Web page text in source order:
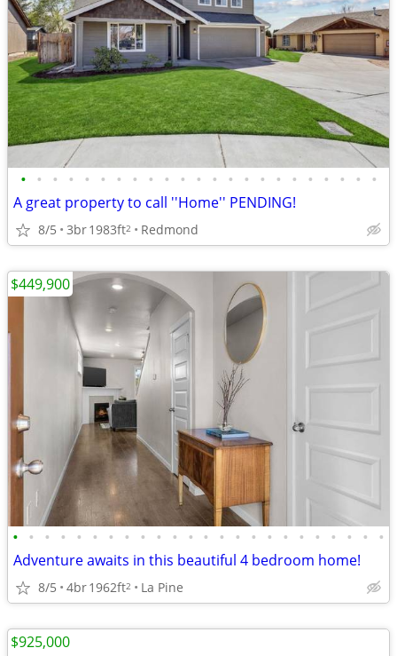
• • • • • • • • • • • • • • • • • • • • • • •
A great property to call ''Home'' PENDING!
8/5 3br1983ft2 Redmond
• • • • • • • • • • • • • • • • • • • • • • • •
Adventure awaits in this beautiful 4 bedroom home!
8/5 4br1962ft2 La Pine
$449,900
$925,000